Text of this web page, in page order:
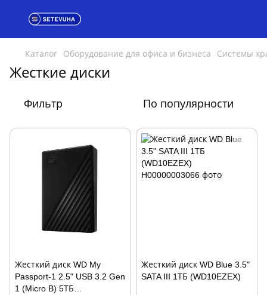
Каталог Оборудование для офиса и бизнеса Системы
Жесткие диски
Фильтр По популярности
Жесткий диск WD My
Passport-1 2.5" USB 3.2 Gen
1 (Micro B) 5ТБ
Жесткий диск WD Blue 3.5"
SATA III 1ТБ (WD10EZEX)